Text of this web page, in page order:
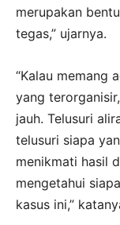
merupakan
tegas,” ujarnya.
“Kalau memang
yang
jauh. Telusuri
telusuri siapa
menikmati hasil
mengetahui
kasus ini,”